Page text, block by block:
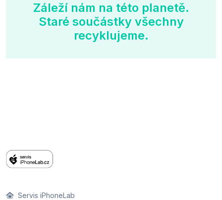
Záleží nám na této planetě.
Staré součástky všechny
recyklujeme.
Servis iPhoneLab